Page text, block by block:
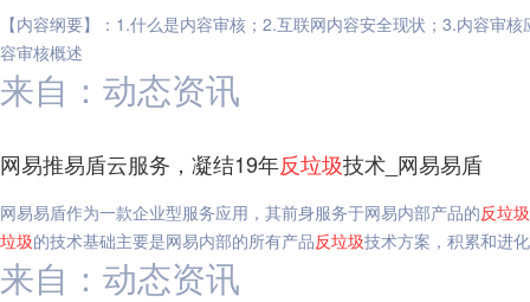
【内容纲要】：1.什么是内容审核；2.互联网内容安全现状；3.内容审
容审核概述
来自：动态资讯
网易推易盾云服务，凝结19年反垃圾技术_网易易盾
网易易盾作为一款企业型服务应用，其前身服务于网易内部产品的反垃圾
垃圾的技术基础主要是网易内部的所有产品反垃圾技术方案，积累和进
来自：动态资讯